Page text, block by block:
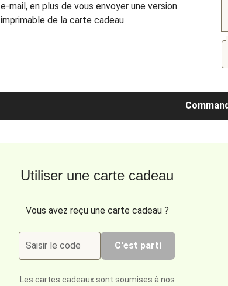
e-mail, en plus de vous envoyer une version
imprimable de la carte cadeau
Utiliser une carte cadeau
Vous avez reçu une carte cadeau ?
Saisir le code C'est parti
Les cartes cadeaux sont soumises à nos